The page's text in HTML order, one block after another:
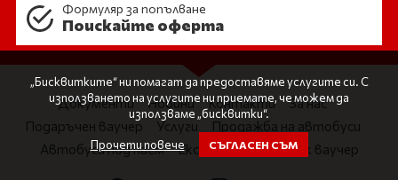
Формуляр за попълване
Поискайте оферта
Документи Новини Контакти
За нас
Подаръчен ваучер
Услуги
Продажба на автобуси
Автобуси под наем
Екскурзии Подарък ваучер
„Бисквитките“ ни помагат да предоставяме услугите си. С
използването на услугите ни приемате, че можем да
използваме „бисквитки“.
Прочети повече СЪГЛАСЕН СЪМ